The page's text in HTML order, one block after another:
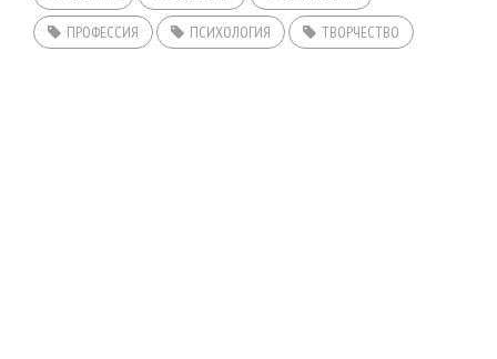
ПРОФЕССИЯ
ПСИХОЛОГИЯ ТВОРЧЕСТВО